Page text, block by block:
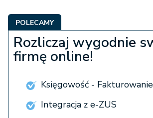
POLECAMY
Rozliczaj wygodnie
firmę online!
Księgowość -
Integracja z e-ZUS